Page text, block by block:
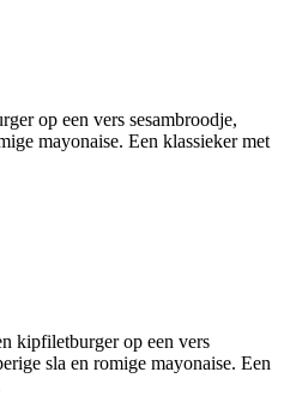
op een vers sesambroodje,
mayonaise. Een klassieker met
kipfiletburger op een vers
sla en romige mayonaise. Een